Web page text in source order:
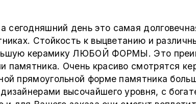
день это самая
Стойкость к выцветанию и
керамику ЛЮБОЙ ФОРМЫ. Это
Очень красиво смотрятся
прямоугольной форме памятника
высочайшего уровня, с